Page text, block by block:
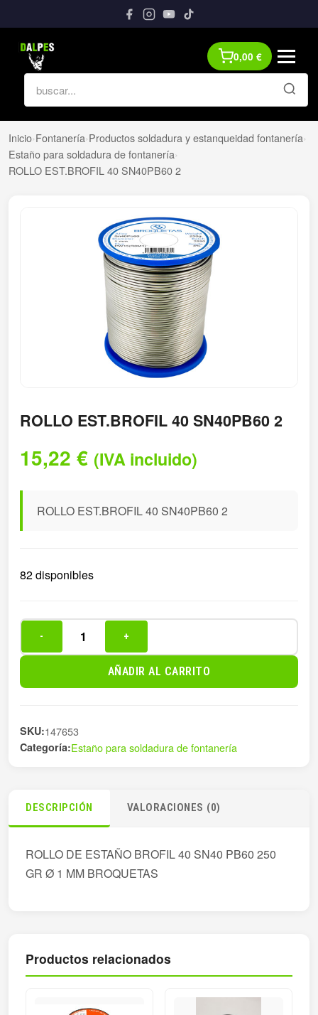
0,00 €
Inicio›Fontanería›Productos soldadura y estanqueidad fontanería›
Estaño para soldadura de fontanería›
ROLLO EST.BROFIL 40 SN40PB60 2
ROLLO EST.BROFIL 40 SN40PB60 2
15,22 € (IVA incluido)
ROLLO EST.BROFIL 40 SN40PB60 2
82 disponibles
EST.BROFIL
cantidad
- +
AÑADIR AL CARRITO
SKU:147653
Categoría:Estaño para soldadura de fontanería
DESCRIPCIÓN VALORACIONES (0)
ROLLO DE ESTAÑO BROFIL 40 SN40 PB60 250
GR Ø 1 MM BROQUETAS
Productos relacionados